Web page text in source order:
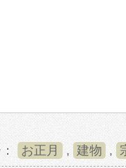
お正月 , 建物 ,